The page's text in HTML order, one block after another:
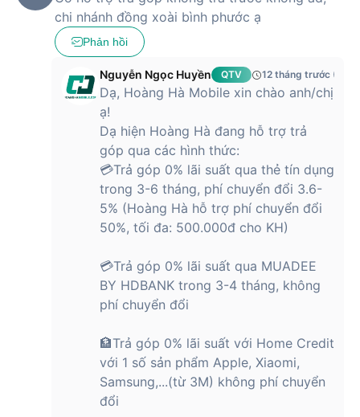
chi nhánh đồng xoài bình phước ạ
Phản hồi
Nguyễn Ngọc Huyền QTV 12 tháng trước (08/
Dạ, Hoàng Hà Mobile xin chào anh/chị
ạ!
Dạ hiện Hoàng Hà đang hỗ trợ trả
góp qua các hình thức:
💳Trả góp 0% lãi suất qua thẻ tín dụng
trong 3-6 tháng, phí chuyển đổi 3.6-
5% (Hoàng Hà hỗ trợ phí chuyển đổi
50%, tối đa: 500.000đ cho KH)
💳Trả góp 0% lãi suất qua MUADEE
BY HDBANK trong 3-4 tháng, không
phí chuyển đổi
🏦Trả góp 0% lãi suất với Home Credit
với 1 số sản phẩm Apple, Xiaomi,
Samsung,...(từ 3M) không phí chuyển
đổi